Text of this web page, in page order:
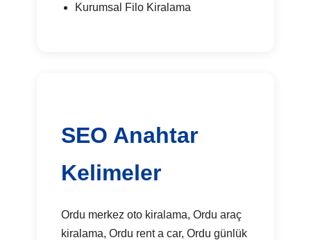
Kurumsal Filo Kiralama
SEO Anahtar
Kelimeler
Ordu merkez oto kiralama, Ordu araç
kiralama, Ordu rent a car, Ordu günlük